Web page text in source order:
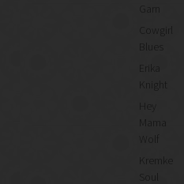
Cowgirl
Knight
Mama
Wolf
Kremke